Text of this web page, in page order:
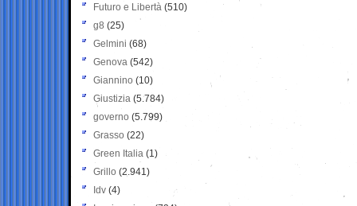
Futuro e Libertà (510)
g8 (25)
Gelmini (68)
Genova (542)
Giannino (10)
Giustizia (5.784)
governo (5.799)
Grasso (22)
Green Italia (1)
Grillo (2.941)
Idv (4)